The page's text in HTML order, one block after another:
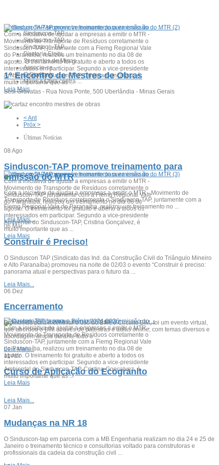
Sinduscon-TAP promove treinamento para emissão do ...
Com a iniciativa de ajudar a empresas a emitir o MTR -
Movimento de Transporte de Resíduos corretamente o
Sinduscon-TAP, juntamente com a Fiemg Regional Vale
do Paranaíba, realizou um treinamento no dia 08 de
agosto. O treinamento foi gratuito e aberto a todos os
interessados em participar. Segundo a vice-presidente
Ambiental do Sinduscon-TAP, Cristina Gonçalvez, é
muito importante que as ...
Leia Mais
Sinduscon-TAP promove treinamento para emissão do ...
Com a iniciativa de ajudar a empresas a emitir o MTR -
Movimento de Transporte de Resíduos corretamente o
Sinduscon-TAP, juntamente com a Fiemg Regional Vale
do Paranaíba, realizou um treinamento no dia 08 de
agosto. O treinamento foi gratuito e aberto a todos os
interessados em participar. Segundo a vice-presidente
Ambiental do Sinduscon-TAP, Cristina Gonçalvez, é
muito importante que as ...
Leia Mais
Sinduscon-TAP promove treinamento para emissão do ...
Com a iniciativa de ajudar a empresas a emitir o MTR -
Movimento de Transporte de Resíduos corretamente o
Sinduscon-TAP, juntamente com a Fiemg Regional Vale
do Paranaíba, realizou um treinamento no dia 08 de
agosto. O treinamento foi gratuito e aberto a todos os
interessados em participar. Segundo a vice-presidente
Ambiental do Sinduscon-TAP, Cristina Gonçalvez, é
muito importante que as ...
Leia Mais
Sinduscon-TAP ...
Sinduscon-TAP ...
Sinduscon-TAP ...
Diretoria Eleita ...
Sementes de Minas
Associe-se
O Sindicato
Mãos a Obra contra ...
1º Encontro de Mestres de Obras
Sesi Gravatas - Rua Nova Ponte, 500 Uberlândia - Minas Gerais
< Ant
Próx >
Últimas Notícias
08 Ago
Sinduscon-TAP promove treinamento para
emissão do MTR
Com a iniciativa de ajudar a empresas a emitir o MTR - Movimento de
Transporte de Resíduos corretamente o Sinduscon-TAP, juntamente com a
Fiemg Regional Vale do Paranaíba, realizou um treinamento no ...
Leia Mais...
06Mar
Construir é Preciso!
O Sinduscon TAP (Sindicato das Ind. da Construção Civil do Triângulo Mineiro
e Alto Paranaíba) promoveu na noite de 02/03 o evento “Construir é preciso:
panorama atual e perspectivas para o futuro da ...
Leia Mais...
06 Dez
Encerramento
Promovido para incentivar o uso do BIM, o Circuito BIM, foi um evento virtual,
que abordou o BIM através de palestras e aulas online; com temas diversos e
abordagem ampla durante todo o ...
Leia Mais...
11Abr
Curso de Aplicação do Ecogranito
Leia Mais...
07 Jan
Mudanças na NR 18
O Sinduscon-tap em parceria com a MB Engenharia realizam no dia 24 e 25 de
Janeiro o treinamento técnico e consultorias voltado para construtoras e
profissionais da cadeia da construção civil ...